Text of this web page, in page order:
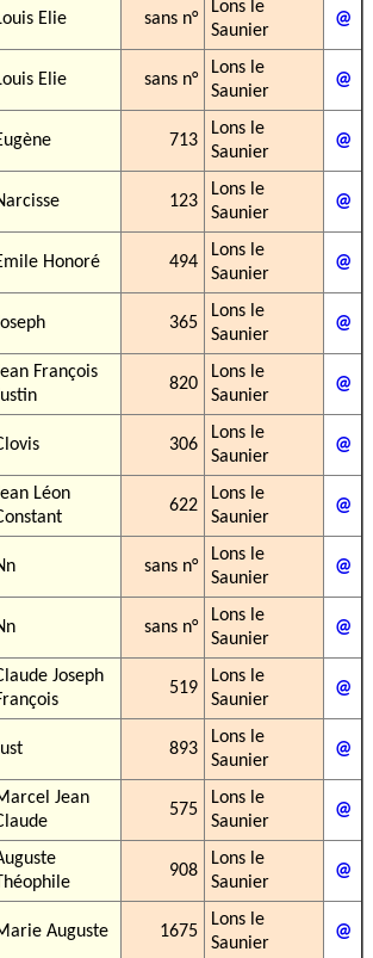
Elie sans n°
Lons le
Saunier
@
Elie sans n°
Lons le
Saunier
@
713
Lons le
Saunier
@
123
Lons le
Saunier
@
Honoré 494
Lons le
Saunier
@
365
Lons le
Saunier
@
François
820
Lons le
Saunier
@
306
Lons le
Saunier
@
Léon
622
Lons le
Saunier
@
sans n°
Lons le
Saunier
@
sans n°
Lons le
Saunier
@
Joseph
519
Lons le
Saunier
@
893
Lons le
Saunier
@
Jean
575
Lons le
Saunier
@
908
Lons le
Saunier
@
Auguste 1675
Lons le
Saunier
@